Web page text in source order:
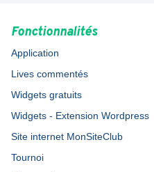
Fonctionnalités
Application
Lives commentés
Widgets gratuits
Widgets - Extension Wordpress
Site internet MonSiteClub
Tournoi